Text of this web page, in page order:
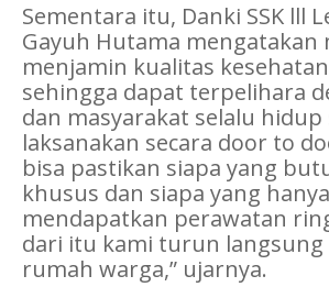
Sementara itu, Danki SSK lll
Gayuh Hutama mengatakan
menjamin kualitas
sehingga dapat terpelihara
dan masyarakat selalu hidup
laksanakan secara door to
bisa pastikan siapa yang
khusus dan siapa yang hanya
mendapatkan perawatan
dari itu kami turun langsung
rumah warga,” ujarnya.